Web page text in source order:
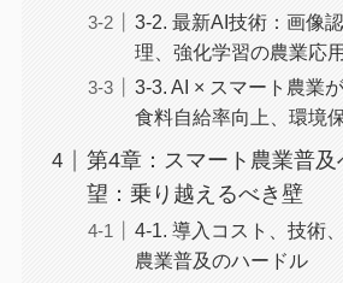
3-2. 最新AI技術：画像
理、強化学習の農業応
3-3. AI × スマート農業
食料自給率向上、環境
第4章：スマート農業普
望：乗り越えるべき壁
4-1. 導入コスト、技術
農業普及のハードル